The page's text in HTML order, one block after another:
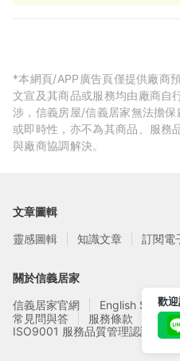
*本網頁/APP廣告頁僅提供廠商
文宣及其商品或服務均由廠商自
涉，信義房屋/信義居家無法擔
或即時性，亦不為其商品、服務
與廠商協調解決。
文章圖輯
靈感圖輯
知識文章 訂閱電
關於信義居家
信義居家官網
English Service
常見問與答
服務條款
隱私
ISO9001 服務品質管理認證